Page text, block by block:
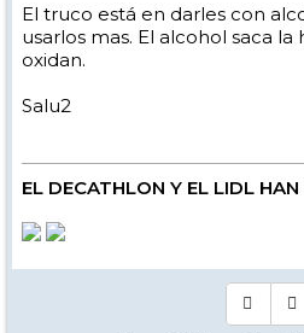
El truco está en darles con
usarlos mas. El alcohol saca
oxidan.
Salu2
EL DECATHLON Y EL LIDL